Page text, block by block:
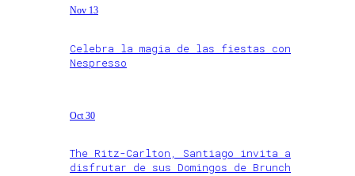
Nov 13
Celebra la magia de las fiestas con
Nespresso
Oct 30
The Ritz-Carlton, Santiago invita a
disfrutar de sus Domingos de Brunch